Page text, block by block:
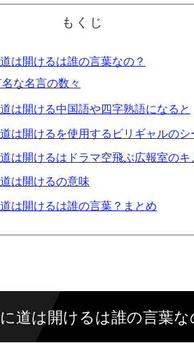
もくじ
は開けるは誰の言葉なの？
な名言の数々
は開ける中国語や四字熟語になると
は開けるを使用するビリギャルのシ
は開けるはドラマ空飛ぶ広報室のキ
は開けるの意味
は開けるは誰の言葉？まとめ
道は開けるは誰の言葉な